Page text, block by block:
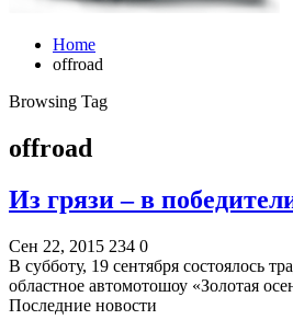
Home
offroad
Browsing Tag
offroad
Из грязи – в
Сен 22, 2015 234 0
В субботу, 19 сентября состоялось
областное автомотошоу «Золотая
Последние новости